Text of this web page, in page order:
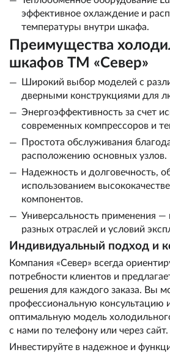
эффективное охлаждение и
температуры внутри шкафа.
Преимущества
шкафов ТМ «Север»
Широкий выбор моделей с
дверными конструкциями для
Энергоэффективность за счет
современных компрессоров и
Простота обслуживания
расположению основных узлов.
Надежность и долговечность,
использованием
компонентов.
Универсальность применения
разных отраслей и условий
Индивидуальный подход и
Компания «Север» всегда
потребности клиентов и
решения для каждого заказа. Вы
профессиональную консультацию
оптимальную модель
с нами по телефону или через сайт.
Инвестируйте в надежное и